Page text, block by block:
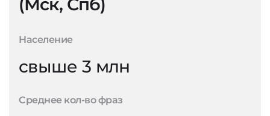
(Мск, Спб)
Население
свыше 3 млн
Среднее кол-во фраз